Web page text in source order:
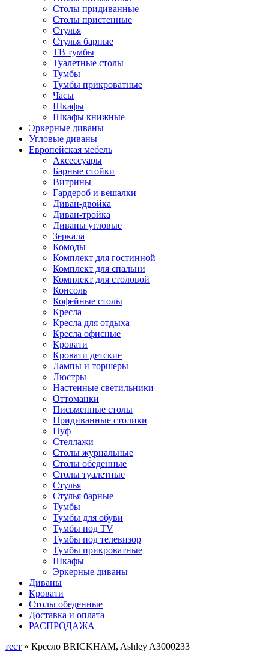
Столы придиванные
Столы пристенные
Стулья
Стулья барные
ТВ тумбы
Туалетные столы
Тумбы
Тумбы прикроватные
Часы
Шкафы
Шкафы книжные
Эркерные диваны
Угловые диваны
Европейская мебель
Аксессуары
Барные стойки
Витрины
Гардероб и вешалки
Диван-двойка
Диван-тройка
Диваны угловые
Зеркала
Комоды
Комплект для гостинной
Комплект для спальни
Комплект для столовой
Консоль
Кофейные столы
Кресла
Кресла для отдыха
Кресла офисные
Кровати
Кровати детские
Лампы и торшеры
Люстры
Настенные светильники
Оттоманки
Письменные столы
Придиванные столики
Пуф
Стеллажи
Столы журнальные
Столы обеденные
Столы туалетные
Стулья
Стулья барные
Тумбы
Тумбы для обуви
Тумбы под TV
Тумбы под телевизор
Тумбы прикроватные
Шкафы
Эркерные диваны
Диваны
Кровати
Столы обеденные
Доставка и оплата
РАСПРОДАЖА
тест » Кресло BRICKHAM, Ashley A3000233